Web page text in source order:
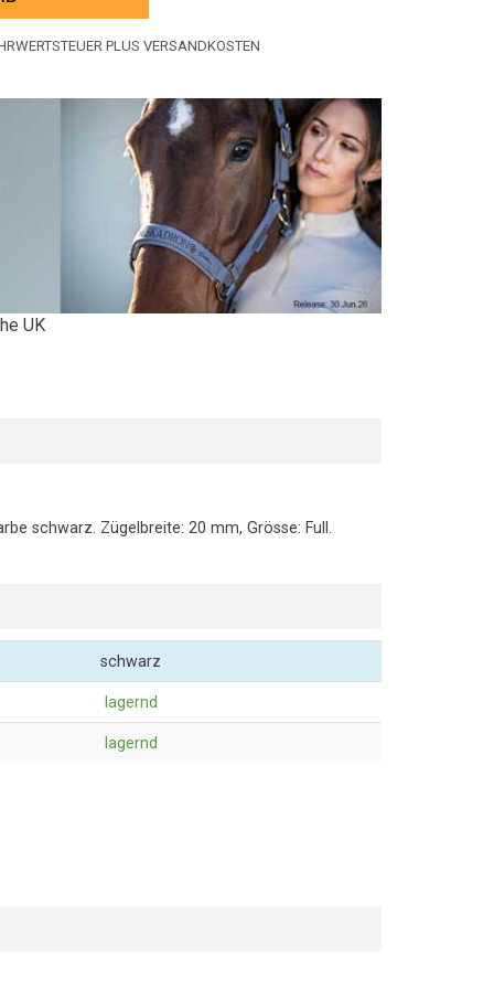
PLUS VERSANDKOSTEN
UK
schwarz. Zügelbreite: 20 mm, Grösse: Full.
schwarz
lagernd
lagernd